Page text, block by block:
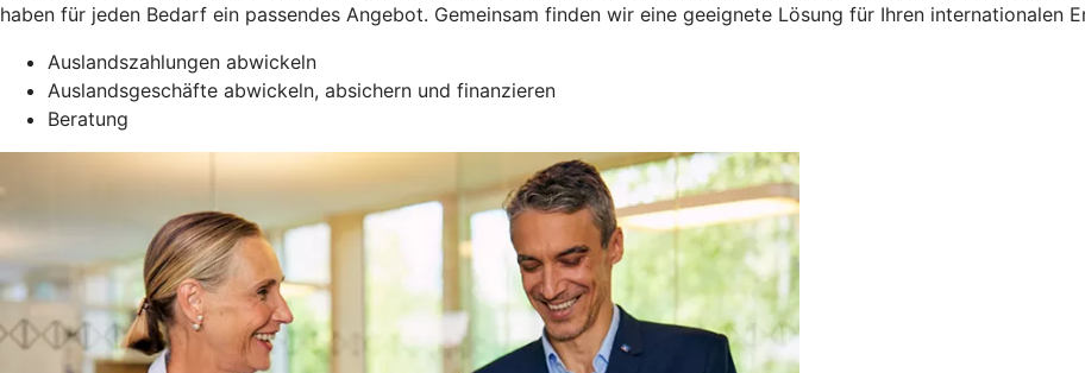
haben für jeden Bedarf ein passendes Angebot. Gemeinsam finden wir eine geeignete Lösung für Ihren internationalen
Auslandszahlungen abwickeln
Auslandsgeschäfte abwickeln, absichern und finanzieren
Beratung